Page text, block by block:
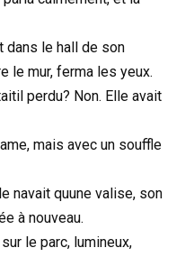
dans le hall de son
le mur, ferma les yeux.
perdu? Non. Elle avait
mais avec un souffle
navait quune valise, son
à nouveau.
le parc, lumineux,